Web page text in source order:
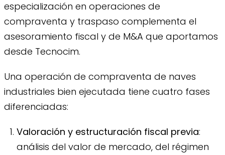
especialización en operaciones de
compraventa y traspaso complementa el
asesoramiento fiscal y de M&A que aportamos
desde Tecnocim.
Una operación de compraventa de naves
industriales bien ejecutada tiene cuatro fases
diferenciadas:
Valoración y estructuración fiscal previa:
análisis del valor de mercado, del régimen